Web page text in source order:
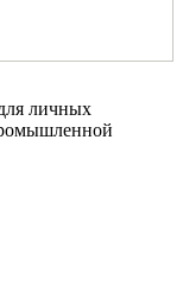
личных